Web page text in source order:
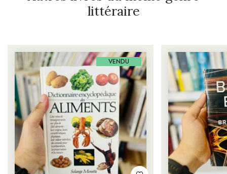
littéraire
VENDU